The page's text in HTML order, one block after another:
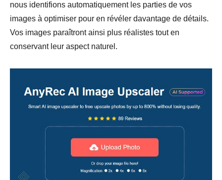
nous identifions automatiquement les parties de vos
images à optimiser pour en révéler davantage de détails.
Vos images paraîtront ainsi plus réalistes tout en
conservant leur aspect naturel.